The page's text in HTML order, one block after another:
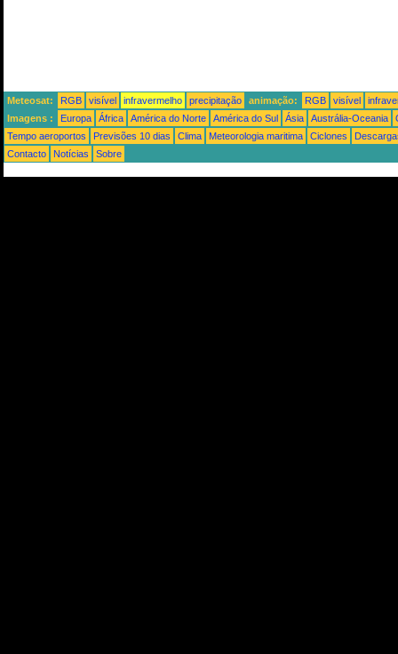
Meteosat: RGB visível infravermelho precipitação animação: RGB visível
Imagens :
Europa África América do Norte América do Sul Ásia Austrália-Oceania
Tempo aeroportos
Previsões 10 dias Clima Meteorologia maritima Ciclones
Contacto
Notícias Sobre